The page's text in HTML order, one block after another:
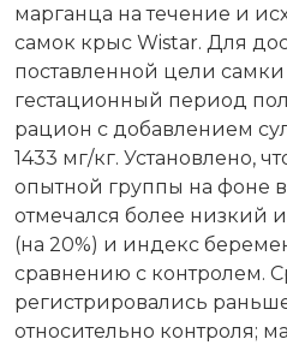
марганца на течение и
самок крыс Wistar. Для
поставленной цели
гестационный период
рацион с добавлением
1433 мг/кг. Установлено,
опытной группы на фоне
отмечался более низкий
(на 20%) и индекс
сравнению с контролем.
регистрировались
относительно контроля;